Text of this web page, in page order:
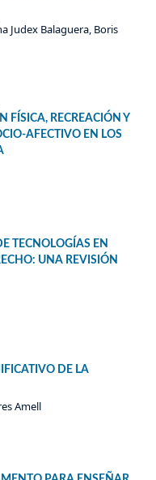
Judex Balaguera, Boris
FÍSICA, RECREACIÓN Y
AFECTIVO EN LOS
TECNOLOGÍAS EN
UNA REVISIÓN
DE LA
Amell